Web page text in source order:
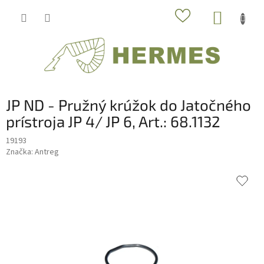
JP ND - Pružný krúžok do Jatočného
prístroja JP 4/ JP 6, Art.: 68.1132
19193
Značka: Antreg